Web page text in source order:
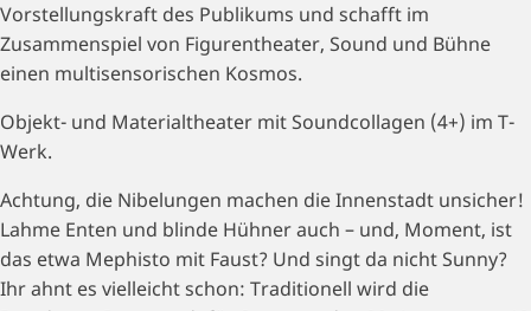
Vorstellungskraft des Publikums und schafft im
Zusammenspiel von Figurentheater, Sound und Bühne
einen multisensorischen Kosmos.
Objekt- und Materialtheater mit Soundcollagen (4+) im T-
Werk.
Achtung, die Nibelungen machen die Innenstadt unsicher!
Lahme Enten und blinde Hühner auch – und, Moment, ist
das etwa Mephisto mit Faust? Und singt da nicht Sunny?
Ihr ahnt es vielleicht schon: Traditionell wird die